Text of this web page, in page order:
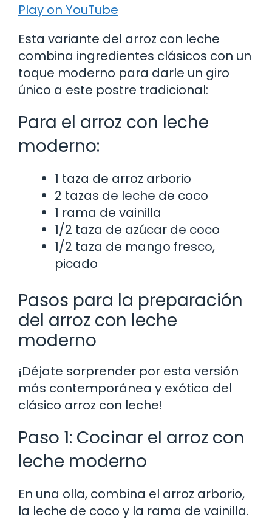
Play on YouTube
Esta variante del arroz con leche
combina ingredientes clásicos con un
toque moderno para darle un giro
único a este postre tradicional:
Para el arroz con leche
moderno:
1 taza de arroz arborio
2 tazas de leche de coco
1 rama de vainilla
1/2 taza de azúcar de coco
1/2 taza de mango fresco,
picado
Pasos para la preparación
del arroz con leche
moderno
¡Déjate sorprender por esta versión
más contemporánea y exótica del
clásico arroz con leche!
Paso 1: Cocinar el arroz con
leche moderno
En una olla, combina el arroz arborio,
la leche de coco y la rama de vainilla.